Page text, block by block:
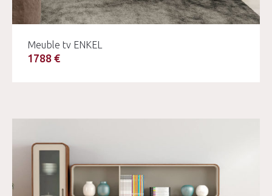
Meuble tv ENKEL
1788 €